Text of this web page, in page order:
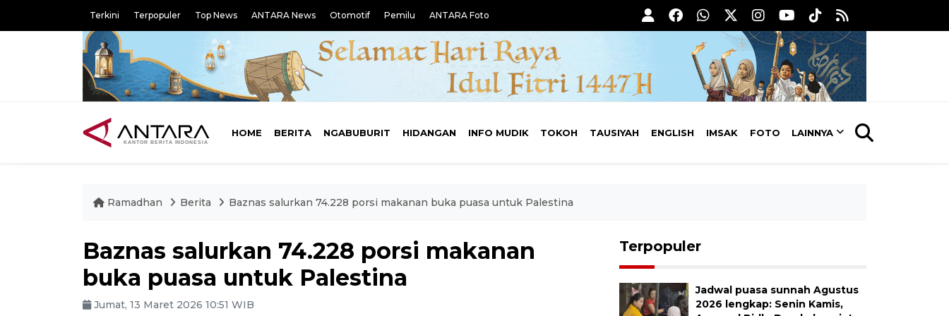
Terkini Terpopuler Top News ANTARA News Otomotif Pemilu ANTARA Foto
HOME BERITA NGABUBURIT HIDANGAN INFO MUDIK TOKOH TAUSIYAH ENGLISH IMSAK FOTO LAINNYA
Ramadhan Berita Baznas salurkan 74.228 porsi makanan buka puasa untuk Palestina
Baznas salurkan 74.228 porsi makanan
buka puasa untuk Palestina
Jumat, 13 Maret 2026 10:51 WIB
Terpopuler
Jadwal puasa sunnah Agustus
2026 lengkap: Senin Kamis,